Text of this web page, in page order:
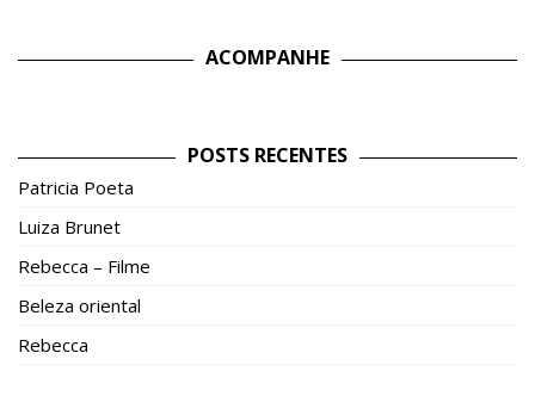
ACOMPANHE
POSTS RECENTES
Patricia Poeta
Luiza Brunet
Rebecca – Filme
Beleza oriental
Rebecca